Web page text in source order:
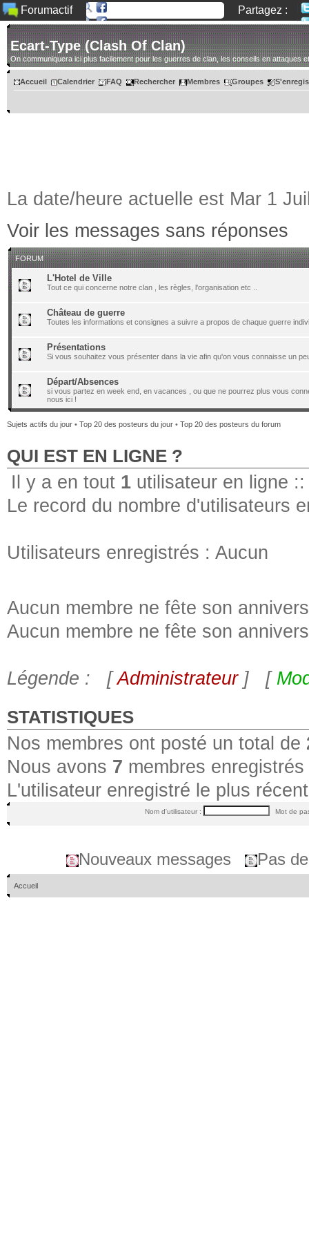
Forumactif Partagez :
Ecart-Type (Clash Of Clan)
On communiquera ici plus facilement pour les guerres de clan, les conseils en attaques
Accueil Calendrier FAQ Rechercher Membres Groupes
La date/heure actuelle est Mar 1
Voir les messages sans réponses
FORUM
L'Hotel de Ville
Tout ce qui concerne notre clan , les règles, l'organisation etc ..
Château de guerre
Toutes les informations et consignes a suivre a propos de chaque guerre
Présentations
Si vous souhaitez vous présenter dans la vie afin qu'on vous connaisse un
Départ/Absences
si vous partez en week end, en vacances , ou que ne pourrez plus vous
nous ici !
Sujets actifs du jour• Top 20 des posteurs du jour• Top 20 des posteurs du forum
QUI EST EN LIGNE ?
Il y a en tout 1utilisateur en ligne
Le record du nombre d'utilisateurs
Utilisateurs enregistrés : Aucun
Aucun membre ne fête son
Aucun membre ne fête son
Légende : [Administrateur] [
STATISTIQUES
Nos membres ont posté un total de
Nous avons 7 membres enregistrés
L'utilisateur enregistré le plus
Nom d'utilisateur : Mot de
Nouveaux messages Pas
Accueil